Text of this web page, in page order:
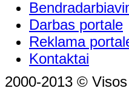
Darbas portale
Reklama
Kontaktai
2000-2013 ©